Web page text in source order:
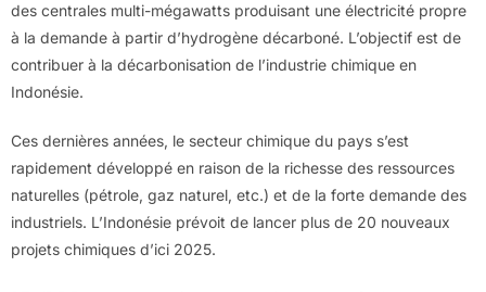
des centrales multi-mégawatts produisant une électricité propre
à la demande à partir d’hydrogène décarboné. L’objectif est de
contribuer à la décarbonisation de l’industrie chimique en
Indonésie.
Ces dernières années, le secteur chimique du pays s’est
rapidement développé en raison de la richesse des ressources
naturelles (pétrole, gaz naturel, etc.) et de la forte demande des
industriels. L’Indonésie prévoit de lancer plus de 20 nouveaux
projets chimiques d’ici 2025.